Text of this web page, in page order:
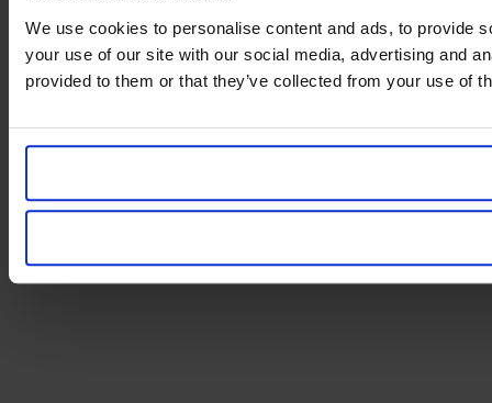
We use cookies to personalise content and ads, to provide
your use of our site with our social media, advertising and
provided to them or that they’ve collected from your use of